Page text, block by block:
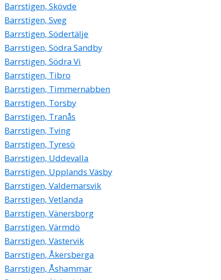
Barrstigen, Skövde
Barrstigen, Sveg
Barrstigen, Södertälje
Barrstigen, Södra Sandby
Barrstigen, Södra Vi
Barrstigen, Tibro
Barrstigen, Timmernabben
Barrstigen, Torsby
Barrstigen, Tranås
Barrstigen, Tving
Barrstigen, Tyresö
Barrstigen, Uddevalla
Barrstigen, Upplands Väsby
Barrstigen, Valdemarsvik
Barrstigen, Vetlanda
Barrstigen, Vänersborg
Barrstigen, Värmdö
Barrstigen, Västervik
Barrstigen, Åkersberga
Barrstigen, Åshammar